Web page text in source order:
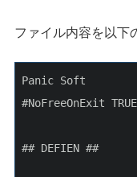
ファイル内容を以下
Panic Soft
#NoFreeOnExit TRUE
## DEFIEN ##